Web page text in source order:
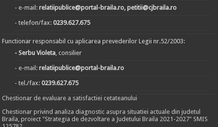
- e-mail:relatiipublice@portal-braila.ro, petitii@cjbraila.ro
- telefon/fax:0239.627.675
Functionar responsabil cu aplicarea prevederilor Legii nr.52/2003:
- Serbu Violeta, consilier
- e-mail:relatiipublice@portal-braila.ro
- tel./fax:0239.627.675
Chestionar de evaluare a satisfactiei cetateanului
Chestionar privind analiza diagnostic asupra situatiei actuale din judetul
Braila, proiect "Strategia de dezvoltare a Judetului Braila 2021-2027" SMIS